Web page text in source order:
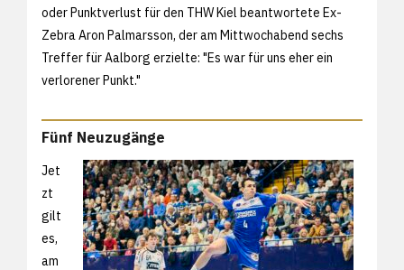
oder Punktverlust für den THW Kiel beantwortete Ex-
Zebra Aron Palmarsson, der am Mittwochabend sechs
Treffer für Aalborg erzielte: "Es war für uns eher ein
verlorener Punkt."
Fünf Neuzugänge
Jet
zt
gilt
es,
am